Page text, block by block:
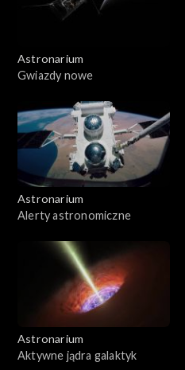
Astronarium
Gwiazdy nowe
Astronarium
Alerty astronomiczne
Astronarium
Aktywne jądra galaktyk